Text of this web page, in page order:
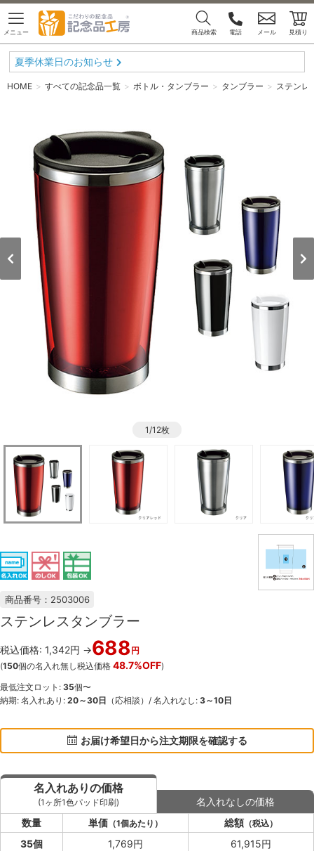
メニュー 商品検索 電話 メール 見積り
夏季休業日のお知らせ
HOME すべての記念品一覧 ボトル・タンブラー タンブラー ステンレ
1/12枚
商品番号：2503006
ステンレスタンブラー
税込価格: 1,342円 →688円
(150個の名入れ無し税込価格 48.7%OFF)
最低注文ロット: 35個〜
納期: 名入れあり: 20～30日 （応相談）/ 名入れなし: 3～10日
お届け希望日から注文期限を確認する
名入れありの価格
(1ヶ所1色パッド印刷)
名入れなしの価格
数量
単価 （1個あたり） 総額 （税込）
35個 1,769円
61,915円